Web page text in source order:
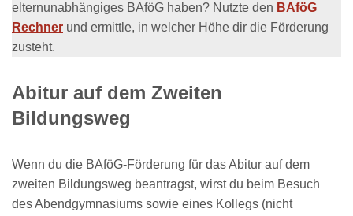
elternunabhängiges BAföG haben? Nutzte den BAföG
Rechner und ermittle, in welcher Höhe dir die Förderung
zusteht.
Abitur auf dem Zweiten
Bildungsweg
Wenn du die BAföG-Förderung für das Abitur auf dem
zweiten Bildungsweg beantragst, wirst du beim Besuch
des Abendgymnasiums sowie eines Kollegs (nicht